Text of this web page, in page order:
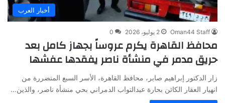
أخبار العرب
Oman44 Staff 2 يوليو، 2026 0
محافظ القاهرة يكرم عروساً بجهاز كامل بعد
حريق مدمر في منشأة ناصر يفقدها عفشها
زار الدكتور إبراهيم صابر، محافظ القاهرة، الأسر السبع المتضررة من
انهيار العقار الكائن بحارة عبدالتواب الدمراني بحي منشأة ناصر، والذين…